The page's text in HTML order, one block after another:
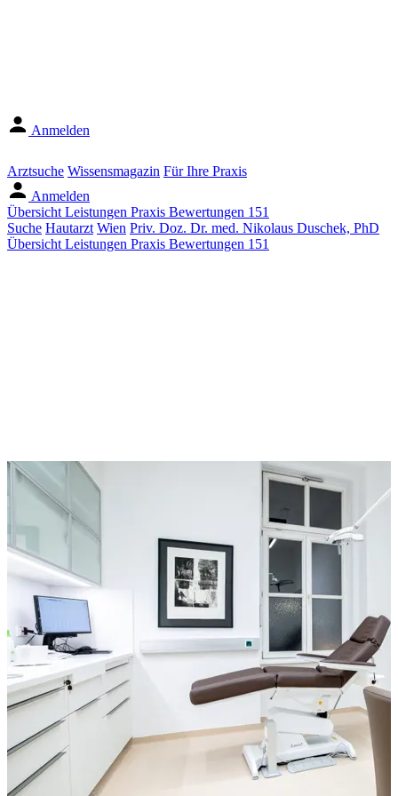
Anmelden
Arztsuche Wissensmagazin Für Ihre Praxis
Anmelden
Übersicht Leistungen Praxis Bewertungen 151
Suche Hautarzt Wien Priv. Doz. Dr. med. Nikolaus Duschek, PhD
Übersicht Leistungen Praxis Bewertungen 151